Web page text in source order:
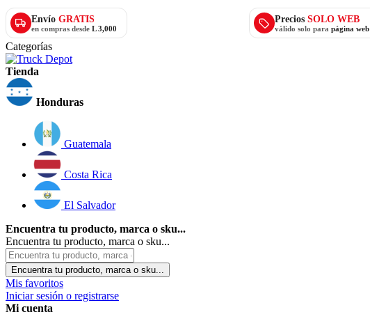
Envío GRATIS
en compras desde L 3,000
Precios SOLO WEB
válido solo para página web
Categorías
Tienda
Honduras
Guatemala
Costa Rica
El Salvador
Encuentra tu producto, marca o sku...
Encuentra tu producto, marca o sku...
Encuentra tu producto, marca o sku...
Mis favoritos
Iniciar sesión o registrarse
Mi cuenta